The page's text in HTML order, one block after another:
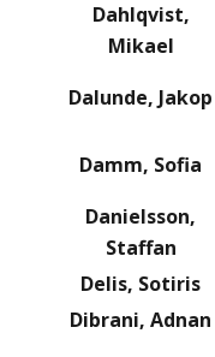
Dahlqvist,
Mikael
Dalunde, Jakop
Damm, Sofia
Danielsson,
Staffan
Delis, Sotiris
Dibrani, Adnan